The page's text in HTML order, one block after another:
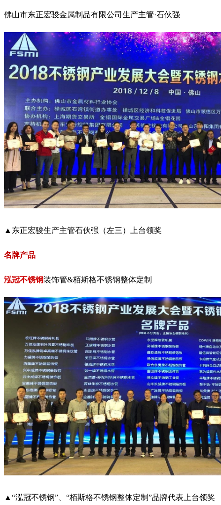
佛山市东正宏骏金属制品有限公司生产主管·石伙强
▲东正宏骏生产主管石伙强（左三）上台领奖
名牌产品
泓冠不锈钢装饰管&栢斯格不锈钢整体定制
▲“泓冠不锈钢”、“栢斯格不锈钢整体定制”品牌代表上台领奖